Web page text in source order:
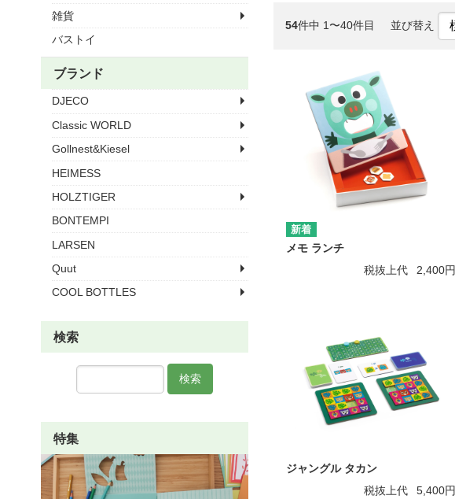
54件中 1〜40件目 並び替え
メモ ランチ
税抜上代
2,400円
ジャングル タカン
税抜上代
5,400円
雑貨
バストイ
ブランド
DJECO
Classic WORLD
Gollnest&Kiesel
HEIMESS
HOLZTIGER
BONTEMPI
LARSEN
Quut
COOL BOTTLES
検索
検索
特集